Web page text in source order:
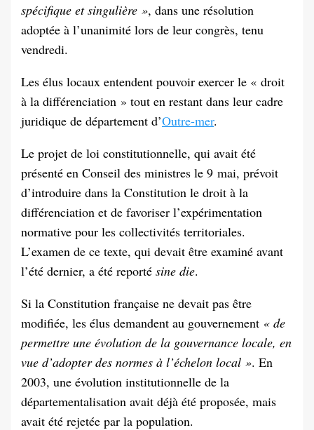
spécifique et singulière », dans une résolution
adoptée à l’unanimité lors de leur congrès, tenu
vendredi.
Les élus locaux entendent pouvoir exercer le « droit
à la différenciation » tout en restant dans leur cadre
juridique de département d’Outre-mer.
Le projet de loi constitutionnelle, qui avait été
présenté en Conseil des ministres le 9 mai, prévoit
d’introduire dans la Constitution le droit à la
différenciation et de favoriser l’expérimentation
normative pour les collectivités territoriales.
L’examen de ce texte, qui devait être examiné avant
l’été dernier, a été reporté sine die.
Si la Constitution française ne devait pas être
modifiée, les élus demandent au gouvernement « de
permettre une évolution de la gouvernance locale, en
vue d’adopter des normes à l’échelon local ». En
2003, une évolution institutionnelle de la
départementalisation avait déjà été proposée, mais
avait été rejetée par la population.